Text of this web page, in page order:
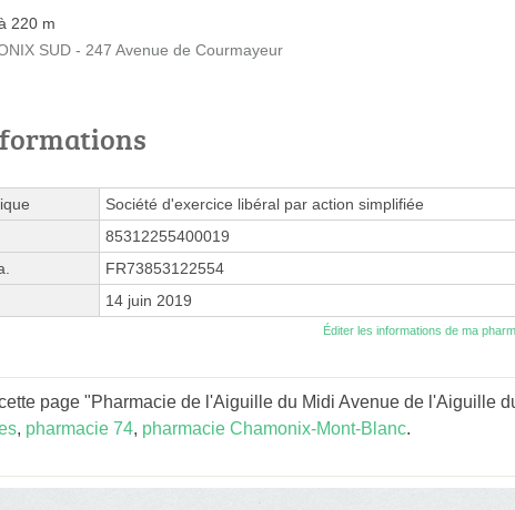
220 m
SUD - 247 Avenue de Courmayeur
Société d'exercice libéral par action simplifiée
85312255400019
FR73853122554
14 juin 2019
Éditer les informations de ma
page "Pharmacie de l'Aiguille du Midi Avenue de l'Aiguille
, pharmacie 74, pharmacie Chamonix-Mont-Blanc.